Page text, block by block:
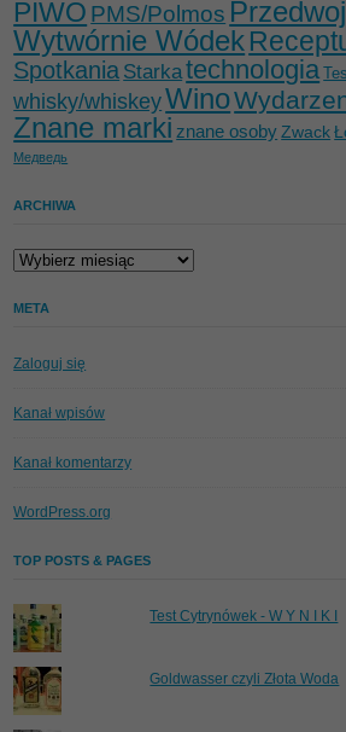
PIWO PMS/Polmos
Wytwórnie Wódek
Spotkania Starkatechnologia
whisky/whiskeyWino
Znane marki znane osoby Zwack
Медведь
ARCHIWA
Archiwa
META
Zaloguj się
Kanał wpisów
Kanał komentarzy
WordPress.org
TOP POSTS & PAGES
Test Cytrynówek - W Y N I K I
Goldwasser czyli Złota Woda